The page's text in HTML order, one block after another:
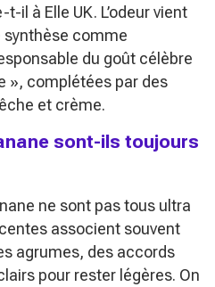
t-il à Elle UK. L’odeur vient
comme
du goût célèbre
», complétées par des
et crème.
sont-ils toujours
ne sont pas tous ultra
associent souvent
agrumes, des accords
pour rester légères. On